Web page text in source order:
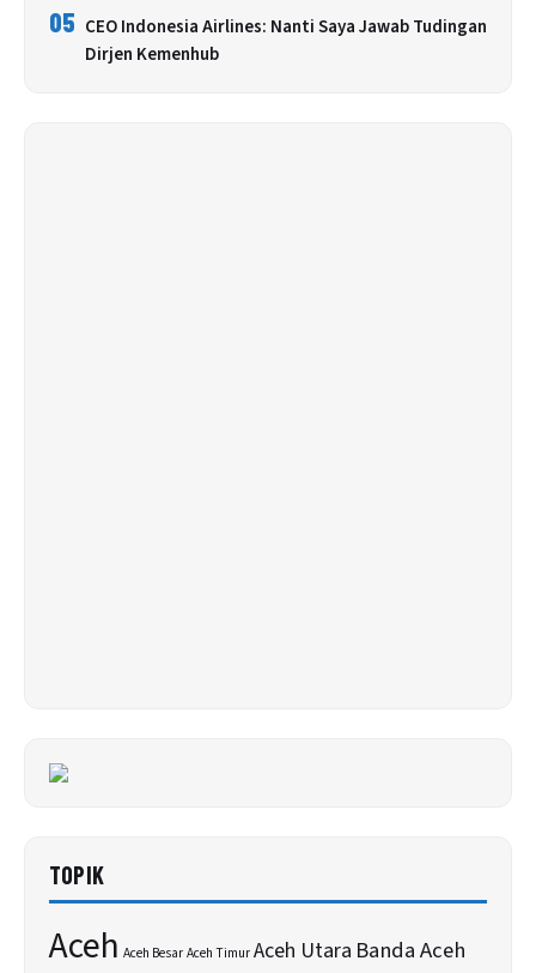
05 CEO Indonesia Airlines: Nanti Saya Jawab Tudingan
Dirjen Kemenhub
TOPIK
Aceh Aceh BesarAceh TimurAceh Utara Banda Aceh